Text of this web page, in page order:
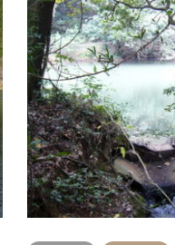
青少年の森
大分市南部の森林地帯に
ア。キャンプや森林浴、
しめる。中心にある池に
び、時折野鳥が姿を見せ